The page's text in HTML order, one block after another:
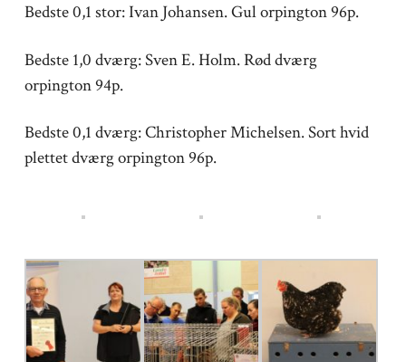
Bedste 0,1 stor: Ivan Johansen. Gul orpington 96p.
Bedste 1,0 dværg: Sven E. Holm. Rød dværg
orpington 94p.
Bedste 0,1 dværg: Christopher Michelsen. Sort hvid
plettet dværg orpington 96p.